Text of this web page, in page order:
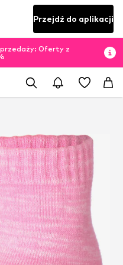
Przejdź do aplikacji
Oferty z